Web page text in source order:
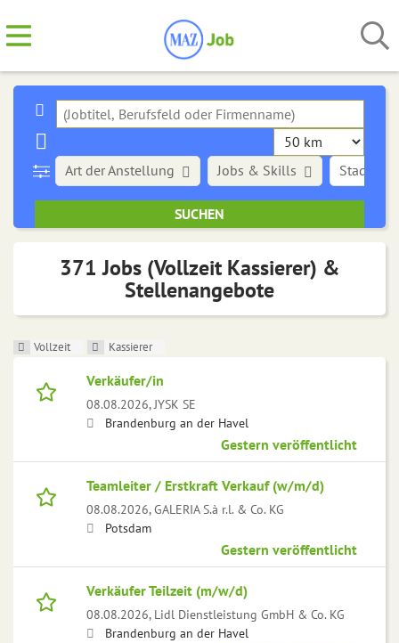
Stadt
Art der Anstellung Jobs & Skills
371 Jobs (Vollzeit Kassierer) &
Stellenangebote
Vollzeit Kassierer
Verkäufer/in
08.08.2026,JYSK SE
Brandenburg an der Havel
Gestern veröffentlicht
Teamleiter / Erstkraft Verkauf (w/m/d)
08.08.2026,GALERIA S.à r.l. & Co. KG
Potsdam
Gestern veröffentlicht
Verkäufer Teilzeit (m/w/d)
08.08.2026, Lidl Dienstleistung GmbH & Co. KG
Brandenburg an der Havel